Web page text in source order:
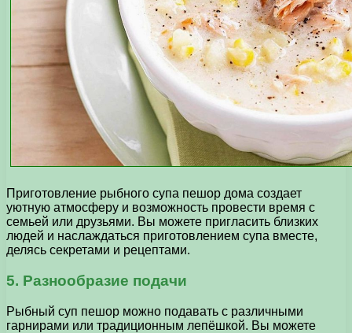
Приготовление рыбного супа пешор дома создает
уютную атмосферу и возможность провести время с
семьей или друзьями. Вы можете пригласить близких
людей и наслаждаться приготовлением супа вместе,
делясь секретами и рецептами.
5. Разнообразие подачи
Рыбный суп пешор можно подавать с различными
гарнирами или традиционным лепёшкой. Вы можете